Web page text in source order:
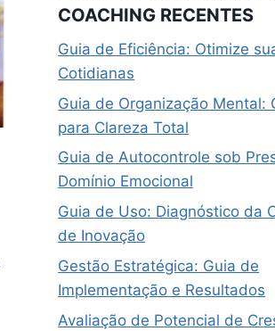
COACHING RECENTES
Guia de Eficiência: Otimize
Cotidianas
Guia de Organização Mental:
para Clareza Total
Guia de Autocontrole sob
Domínio Emocional
Guia de Uso: Diagnóstico da
de Inovação
Gestão Estratégica: Guia de
Implementação e Resultados
Avaliação de Potencial de